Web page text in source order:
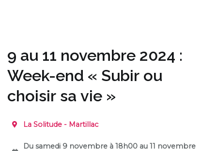
9 au 11 novembre 2024 :
Week-end « Subir ou
choisir sa vie »
La Solitude - Martillac
Du samedi 9 novembre à 18h00 au 11 novembre